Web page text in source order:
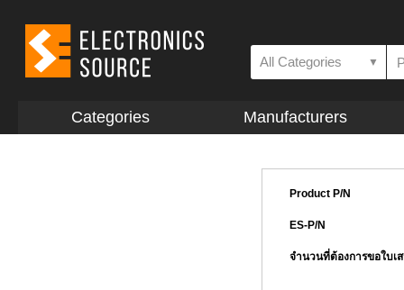
All Categories ▼
Categories Manufacturers
Product P/N
ES-P/N
จำนวนที่ต้องการขอใบเ